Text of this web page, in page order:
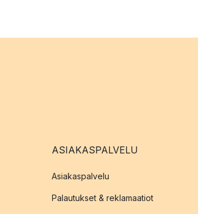
ASIAKASPALVELU
Asiakaspalvelu
Palautukset & reklamaatiot